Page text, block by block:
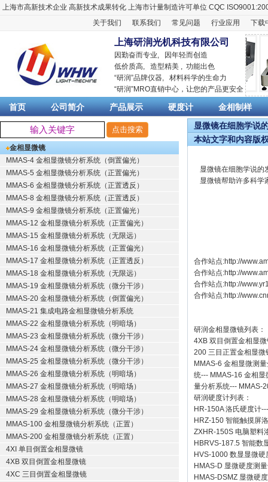
上海市高新技术企业 高新技术成果转化 上海市计量制造许可单位 CQC
关于我们
联系我们 常见问题 行业应用 下载
上海研润光机科技有限公司
因勤奋而专业, 因年轻而创造
低价质高, 造型精美 , 功能出色
“研润”品牌仪器, 材料科学的生命力
“研润”MRO直销中心，让您的产品更安全
首页 公司简介 产品展示 硬度计 金相制样
金相显微镜
MMAS-4 金相显微镜分析系统（倒置偏光）
MMAS-5 金相显微镜分析系统（正置偏光）
MMAS-6 金相显微镜分析系统（正置透反）
MMAS-8 金相显微镜分析系统（正置透反）
MMAS-9 金相显微镜分析系统（正置偏光）
MMAS-12 金相显微镜分析系统（正置偏光）
MMAS-15 金相显微镜分析系统（无限远）
MMAS-16 金相显微镜分析系统（正置偏光）
MMAS-17 金相显微镜分析系统（正置透反）
MMAS-18 金相显微镜分析系统（无限远）
MMAS-19 金相显微镜分析系统（微分干涉）
MMAS-20 金相显微镜分析系统（倒置偏光）
MMAS-21 集成电路金相显微镜分析系统
MMAS-22 金相显微镜分析系统（明暗场）
MMAS-23 金相显微镜分析系统（微分干涉）
MMAS-24 金相显微镜分析系统（微分干涉）
MMAS-25 金相显微镜分析系统（微分干涉）
MMAS-26 金相显微镜分析系统（明暗场）
MMAS-27 金相显微镜分析系统（明暗场）
MMAS-28 金相显微镜分析系统（明暗场）
MMAS-29 金相显微镜分析系统（微分干涉）
MMAS-100 金相显微镜分析系统（正置）
MMAS-200 金相显微镜分析系统（正置）
4XI 单目倒置金相显微镜
4XB 双目倒置金相显微镜
4XC 三目倒置金相显微镜
显微镜在细胞学说
本站文字和内容版
显微镜在细胞学说的
显微镜帮助许多科学
合作站点:http://
合作站点:http://
合作站点:http://
合作站点:http://
研润金相显微镜列表：
4XB 双目倒置金相显
200 三目正置金相显微
MMAS-6 金相显微测
统--- MMAS-16 金相显
量分析系统--- MMAS-
研润硬度计列表：
HR-150A 洛氏硬度计
HRZ-150 智能触摸屏
ZXHR-150S 电脑塑料
HBRVS-187.5 智能数
HVS-1000 数显显微硬
HMAS-D 显微硬度测
HMAS-DSMZ 显微硬